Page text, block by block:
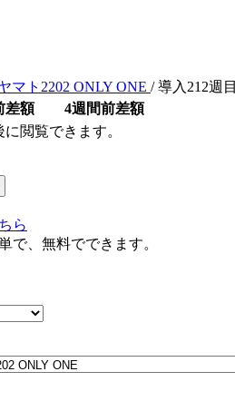
マト2202 ONLY ONE / 導入212週目
差額
4週間前差額
閲覧できます。
で、無料でできます。